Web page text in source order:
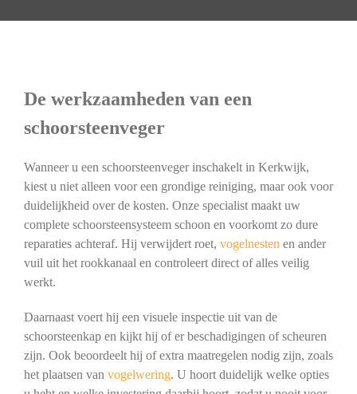
De werkzaamheden van een
schoorsteenveger
Wanneer u een schoorsteenveger inschakelt in Kerkwijk,
kiest u niet alleen voor een grondige reiniging, maar ook voor
duidelijkheid over de kosten. Onze specialist maakt uw
complete schoorsteensysteem schoon en voorkomt zo dure
reparaties achteraf. Hij verwijdert roet, vogelnesten en ander
vuil uit het rookkanaal en controleert direct of alles veilig
werkt.
Daarnaast voert hij een visuele inspectie uit van de
schoorsteenkap en kijkt hij of er beschadigingen of scheuren
zijn. Ook beoordeelt hij of extra maatregelen nodig zijn, zoals
het plaatsen van vogelwering. U hoort duidelijk welke opties